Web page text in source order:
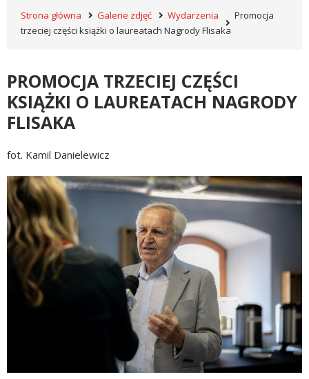
Strona główna Galerie zdjęć Wydarzenia
Promocja
trzeciej części książki o laureatach Nagrody Flisaka
PROMOCJA TRZECIEJ CZĘŚCI
KSIĄŻKI O LAUREATACH NAGRODY
FLISAKA
fot. Kamil Danielewicz